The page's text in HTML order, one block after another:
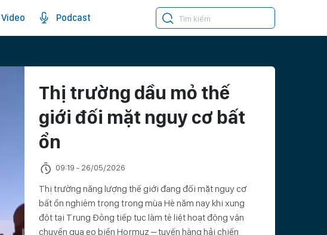
Video Podcast
Thị trường dầu mỏ thế
giới đối mặt nguy cơ bất
ổn
09:19 - 26/05/2026
Thị trường năng lượng thế giới đang đối mặt nguy cơ
bất ổn nghiêm trọng trong mùa Hè năm nay khi xung
đột tại Trung Đông tiếp tục làm tê liệt hoạt động vận
chuyển qua eo biển Hormuz – tuyến hàng hải chiến